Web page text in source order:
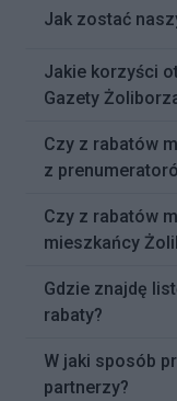
Jak zostać
Jakie korzyści
Gazety
Czy z rabatów
z
Czy z rabatów
mieszkańcy
Gdzie znajdę
rabaty?
W jaki sposób
partnerzy?